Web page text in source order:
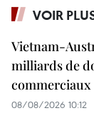
VOIR
Vietnam-
milliards de
commerciaux
08/08/2026 10:12